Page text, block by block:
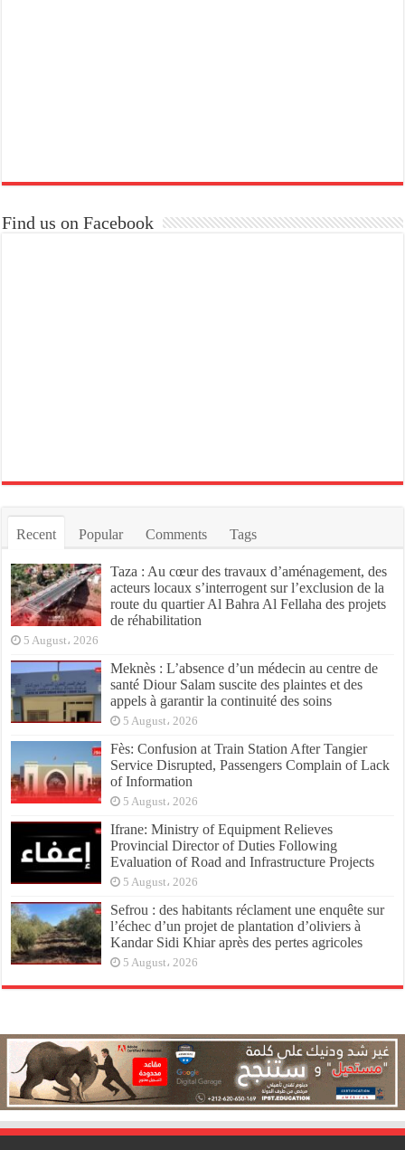
Find us on Facebook
Recent Popular Comments Tags
Taza : Au cœur des travaux d’aménagement, des
acteurs locaux s’interrogent sur l’exclusion de la
route du quartier Al Bahra Al Fellaha des projets
de réhabilitation
5 August، 2026
Meknès : L’absence d’un médecin au centre de
santé Diour Salam suscite des plaintes et des
appels à garantir la continuité des soins
5 August، 2026
Fès: Confusion at Train Station After Tangier
Service Disrupted, Passengers Complain of Lack
of Information
5 August، 2026
Ifrane: Ministry of Equipment Relieves
Provincial Director of Duties Following
Evaluation of Road and Infrastructure Projects
5 August، 2026
Sefrou : des habitants réclament une enquête sur
l’échec d’un projet de plantation d’oliviers à
Kandar Sidi Khiar après des pertes agricoles
5 August، 2026